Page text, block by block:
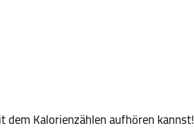
dem Kalorienzählen aufhören kannst!